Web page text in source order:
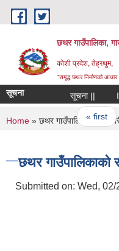
Skip to main content
छथर गाउँपालिका,
कोशी प्रदेश, तेह्रथुम,
"समृद्ध छथर निर्माणको आधार
सूचना सूचना ||
Pages
« first
You are here
Home » छथर गाउँपालिकाको
छथर गाउँपालिकाको
Submitted on: Wed, 02/